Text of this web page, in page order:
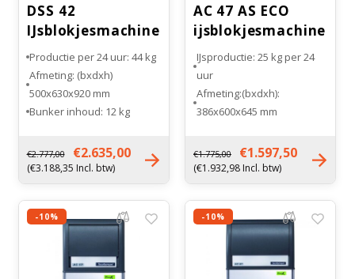
DSS 42
IJsblokjesmachine
met dispenser
RVS
Productie per 24 uur: 44 kg
Afmeting: (bxdxh)
500x630x920 mm
Bunker inhoud: 12 kg
Gewicht: 66 kg
€2.777,00 €2.635,00
(€3.188,35 Incl. btw)
AC 47 AS ECO
ijsblokjesmachine
Gourmet
IJsproductie: 25 kg per 24
uur
Afmeting:(bxdxh):
386x600x645 mm
Soort koeling:
Luchtgekoeld
Gewicht: 35 kg
€1.775,00 €1.597,50
(€1.932,98 Incl. btw)
-10% -10%